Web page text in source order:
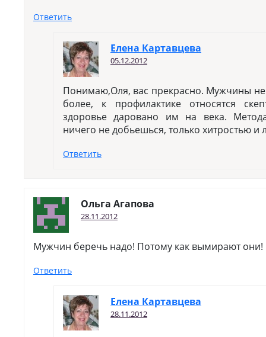
Ответить
Елена Картавцева
05.12.2012
Понимаю,Оля, вас прекрасно. Мужчины не
более, к профилактике относятся
здоровье даровано им на века.
ничего не добьешься, только хитростью и
Ответить
Ольга Агапова
28.11.2012
Мужчин беречь надо! Потому как вымирают они!
Ответить
Елена Картавцева
28.11.2012